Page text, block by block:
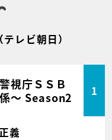
（テレビ朝日）
視庁ＳＳＢ
～ Season2
1
義